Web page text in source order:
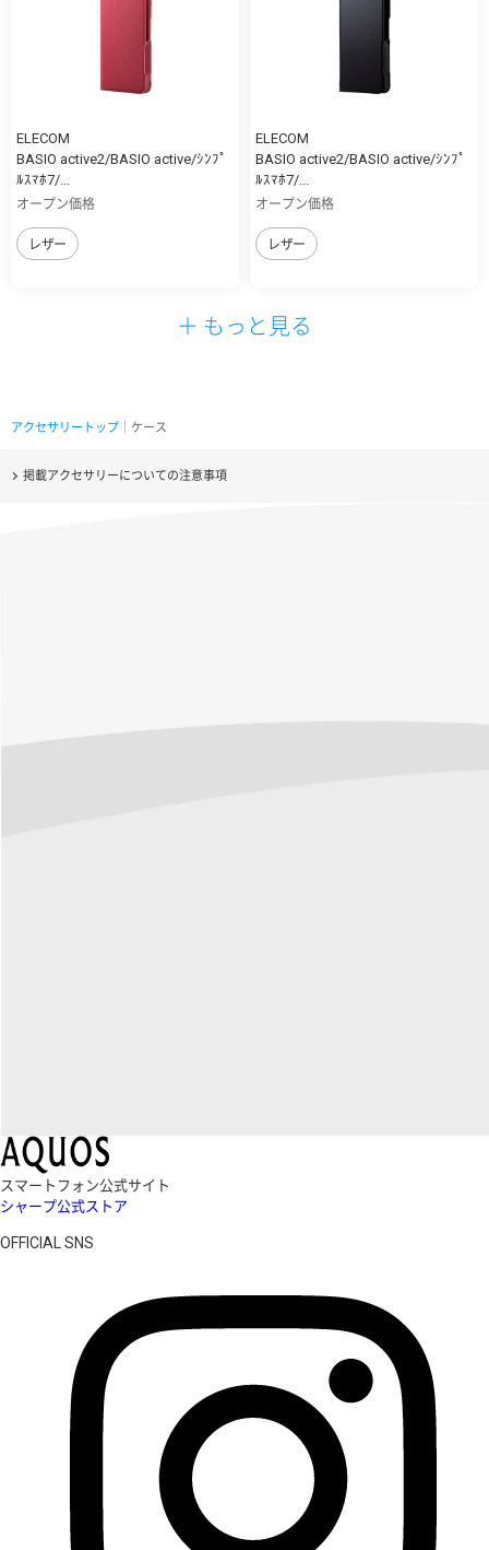
ELECOM
BASIO active2/BASIO active/ｼﾝﾌﾟ
ﾙｽﾏﾎ7/...
オープン価格
レザー
ELECOM
BASIO active2/BASIO active/ｼﾝﾌﾟ
ﾙｽﾏﾎ7/...
オープン価格
レザー
＋ もっと見る
アクセサリートップ ｜ケース
掲載アクセサリーについての注意事項
スマートフォン公式サイト
シャープ公式ストア
OFFICIAL SNS